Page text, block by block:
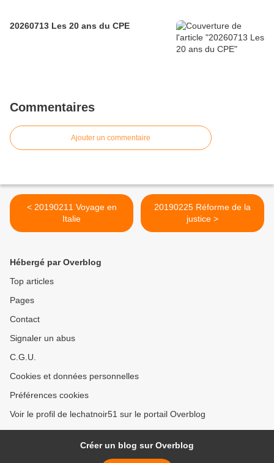
20260713 Les 20 ans du CPE
Commentaires
Ajouter un commentaire
< 20190211 Voyage en
Italie
20190225 Réforme de la
justice >
Hébergé par Overblog
Top articles
Pages
Contact
Signaler un abus
C.G.U.
Cookies et données personnelles
Préférences cookies
Voir le profil de lechatnoir51 sur le portail Overblog
Créer un blog sur Overblog